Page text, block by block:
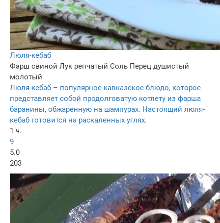
Люля-кебаб
Фарш свиной Лук репчатый Соль Перец душистый
молотый
Люля-кебаб – популярное кавказское блюдо, которое
представляет собой продолговатую котлету из фарша
баранины, обжаренную на шампурах. Настоящий люля-
кебаб готовится на раскаленных углях.
1 ч.
9
5.0
203